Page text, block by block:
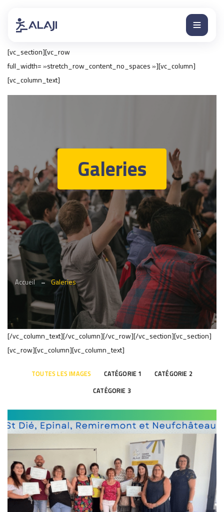
[vc_section][vc_row
full_width= »stretch_row_content_no_spaces »][vc_column]
[vc_column_text]
Galeries
Accueil Galeries
[/vc_column_text][/vc_column][/vc_row][/vc_section][vc_section]
[vc_row][vc_column][vc_column_text]
TOUTES LES IMAGES CATÉGORIE 1
CATÉGORIE 2
CATÉGORIE 3